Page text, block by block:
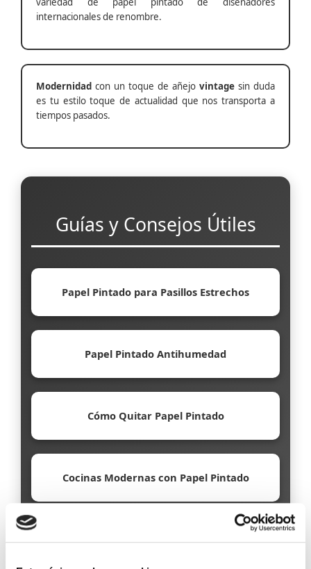
internacionales de renombre.
Modernidad con un toque de añejo vintage sin duda
es tu estilo toque de actualidad que nos transporta a
tiempos pasados.
Guías y Consejos Útiles
Papel Pintado para Pasillos Estrechos
Papel Pintado Antihumedad
Cómo Quitar Papel Pintado
Cocinas Modernas con Papel Pintado
Papel Pintado Ecológico